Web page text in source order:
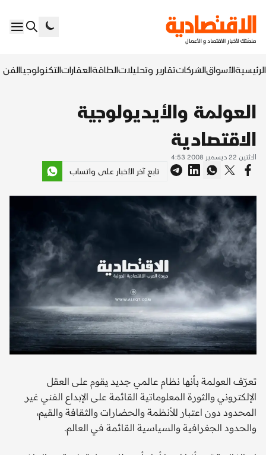
الرئيسيةالأسواقالشركاتتقارير وتحليلاتالطاقةالعقاراتالتكنولوجياالفن
العولمة والأيديولوجية
الاقتصادية
الاثنين 22 ديسمبر 2008 4:53
تابع آخر الأخبار على واتساب
تعرّف العولمة بأنها نظام عالمي جديد يقوم على العقل
الإلكتروني والثورة المعلوماتية القائمة على الإبداع الفني غير
المحدود دون اعتبار للأنظمة والحضارات والثقافة والقيم،
والحدود الجغرافية والسياسية القائمة في العالم.